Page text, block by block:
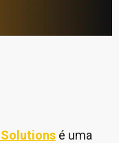
Solutions é uma